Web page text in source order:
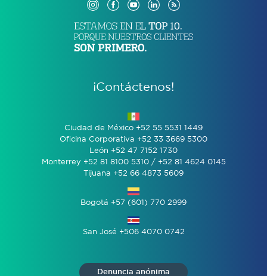
¡Contáctenos!
Ciudad de México +52 55 5531 1449
Oficina Corporativa +52 33 3669 5300
León +52 47 7152 1730
Monterrey +52 81 8100 5310 / +52 81 4624 0145
Tijuana +52 66 4873 5609
Bogotá +57 (601) 770 2999
San José +506 4070 0742
Denuncia anónima